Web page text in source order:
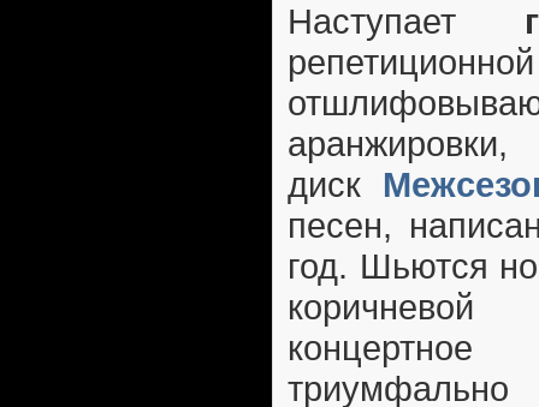
Наступает
аранжировки,
диск
песен,
год. Шьются
коричневой
концертное